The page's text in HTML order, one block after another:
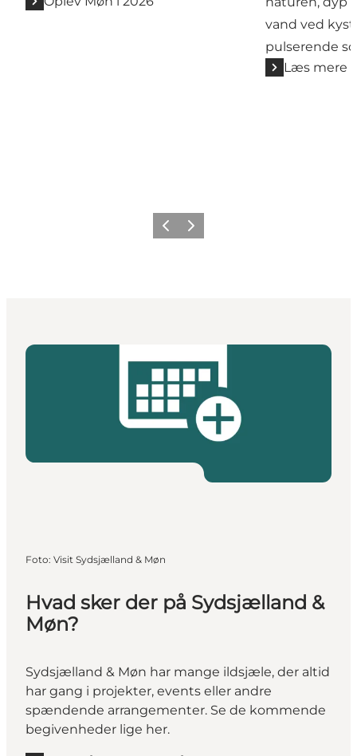
vand ved
pulserende
Læs mere
ForrigeNæste
Foto: Visit Sydsjælland & Møn
Hvad sker der på Sydsjælland &
Møn?
Sydsjælland & Møn har mange ildsjæle, der altid
har gang i projekter, events eller andre
spændende arrangementer. Se de kommende
begivenheder lige her.